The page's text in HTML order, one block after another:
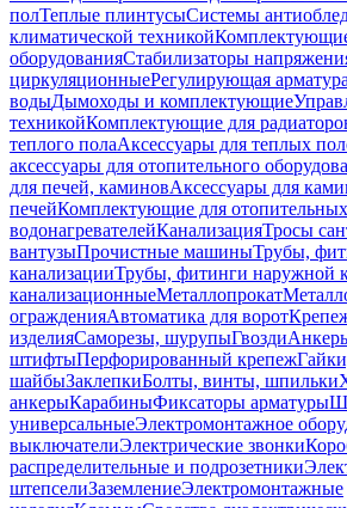
полТеплые плинтусыСистемы
климатической техникой
оборудованияСтабилизаторы
циркуляционныеРегулирующая арматура
водыДымоходы и комплектующие
техникойКомплектующие для
теплого полаАксессуары для теплых
аксессуары для отопительного
для печей, каминовАксессуары для
печейКомплектующие для
водонагревателейКанализацияТросы
вантузыПрочистные машиныТрубы,
канализацииТрубы, фитинги наружной
канализационныеМеталлопрокат
огражденияАвтоматика для ворот
изделияСаморезы, шурупыГвозди
штифтыПерфорированный крепеж
шайбыЗаклепкиБолты, винты, шпильки
анкерыКарабиныФиксаторы арматуры
универсальныеЭлектромонтажное
выключателиЭлектрические звонки
распределительные и подрозетники
штепселиЗаземлениеЭлектромонтажные